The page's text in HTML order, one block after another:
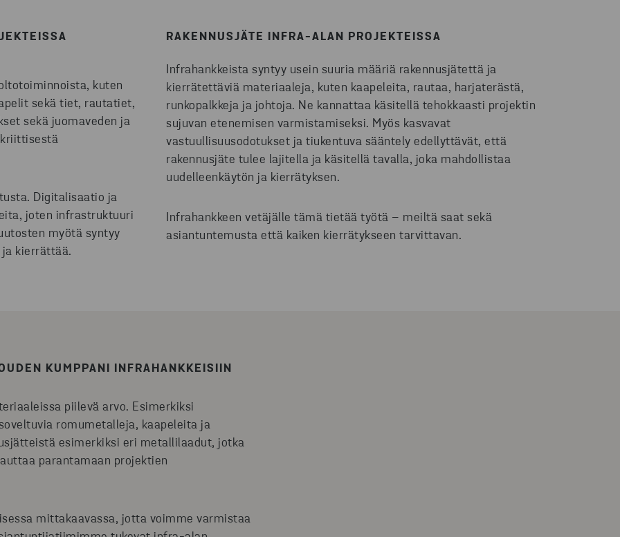
kuten
sekä tiet, rautatiet,
sekä juomaveden ja
Digitalisaatio ja
joten infrastruktuuri
myötä syntyy
kierrättää.
RAKENNUSJÄTE INFRA-ALAN PROJEKTEISSA
Infrahankkeista syntyy usein suuria määriä rakennusjätettä ja
kierrätettäviä materiaaleja, kuten kaapeleita, rautaa, harjaterästä,
runkopalkkeja ja johtoja. Ne kannattaa käsitellä tehokkaasti projektin
sujuvan etenemisen varmistamiseksi. Myös kasvavat
vastuullisuusodotukset ja tiukentuva sääntely edellyttävät, että
rakennusjäte tulee lajitella ja käsitellä tavalla, joka mahdollistaa
uudelleenkäytön ja kierrätyksen.
Infrahankkeen vetäjälle tämä tietää työtä – meiltä saat sekä
asiantuntemusta että kaiken kierrätykseen tarvittavan.
KUMPPANI INFRAHANKKEISIIN
piilevä arvo. Esimerkiksi
romumetalleja, kaapeleita ja
esimerkiksi eri metallilaadut, jotka
parantamaan projektien
mittakaavassa, jotta voimme varmistaa